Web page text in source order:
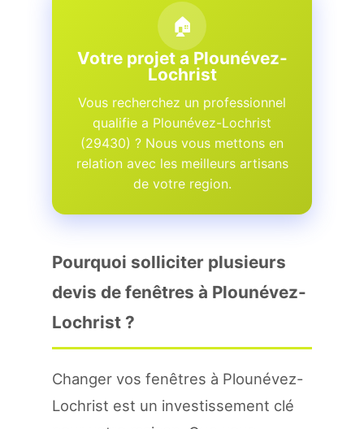
🏠
Votre projet a Plounévez-
Lochrist
Vous recherchez un professionnel
qualifie a Plounévez-Lochrist
(29430) ? Nous vous mettons en
relation avec les meilleurs artisans
de votre region.
Pourquoi solliciter plusieurs
devis de fenêtres à Plounévez-
Lochrist ?
Changer vos fenêtres à Plounévez-
Lochrist est un investissement clé